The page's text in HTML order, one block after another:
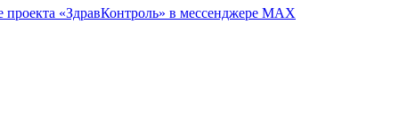
проекта «ЗдравКонтроль» в мессенджере МАХ